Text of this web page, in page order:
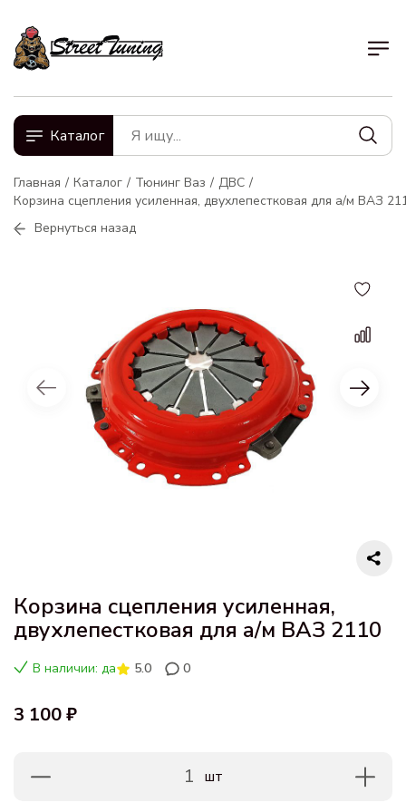
Каталог
Главная Каталог Тюнинг Ваз
ДВС
Корзина сцепления усиленная, двухлепестковая для а/м ВАЗ
Вернуться назад
Корзина сцепления усиленная,
двухлепестковая для а/м ВАЗ 2110
В наличии: да 5.0 0
3 100 ₽
1 шт